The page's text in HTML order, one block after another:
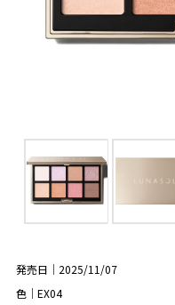
発売日｜2025/11/07
色｜EX04